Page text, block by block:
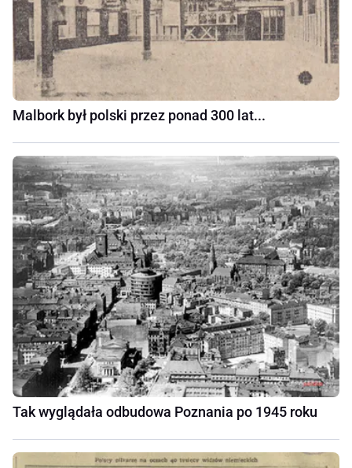
Malbork był polski przez ponad 300 lat...
Tak wyglądała odbudowa Poznania po 1945 roku